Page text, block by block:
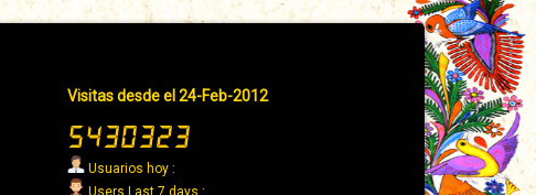
de
página
→
Visitas desde el 24-Feb-2012
Usuarios hoy :
Users Last 7 days :